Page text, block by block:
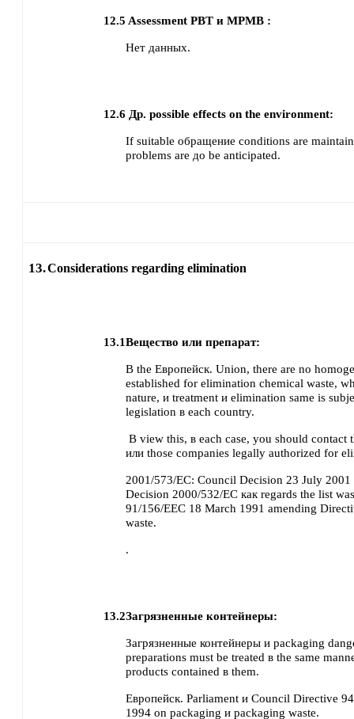
12.5 Assessment PBT и MPMB :
Нет данных.
12.6 Др. possible effects on the environment:
If suitable обращение conditions are
problems are до be anticipated.
13.Considerations regarding elimination
13.1Вещество или препарат:
В the Европейск. Union, there are no
established for elimination chemical waste,
nature, и treatment и elimination same is
legislation в each country.
В view this, в each case, you should contact
или those companies legally authorized for
2001/573/EC: Council Decision 23 July
Decision 2000/532/EC как regards the list
91/156/EEC 18 March 1991 amending
waste.
.
13.2Загрязненные контейнеры:
Загрязненные контейнеры и packaging
preparations must be treated в the same
products contained в them.
Европейск. Parliament и Council Directive
1994 on packaging и packaging waste.